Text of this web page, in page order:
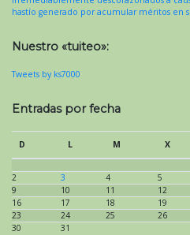
hastío generado por acumular méritos en
Nuestro «tuiteo»:
Tweets by ks7000
Entradas por fecha
D L M X
2
3 4 5
9
10 11 12
16
17 18 19
23
24 25 26
30
31